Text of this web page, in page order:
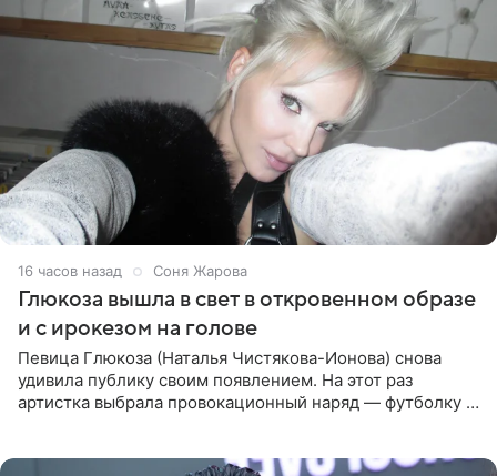
16 часов назад Соня Жарова
Глюкоза вышла в свет в откровенном образе
и с ирокезом на голове
Певица Глюкоза (Наталья Чистякова-Ионова) снова
удивила публику своим появлением. На этот раз
артистка выбрала провокационный наряд — футболку с